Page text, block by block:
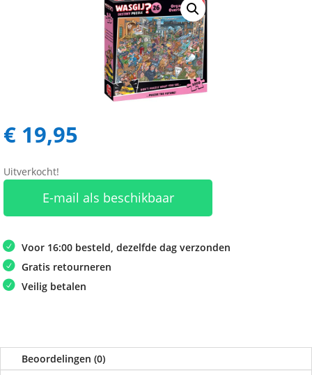
€ 19,95
Uitverkocht!
E-mail als beschikbaar
Voor 16:00 besteld, dezelfde dag verzonden
Gratis retourneren
Veilig betalen
Beoordelingen (0)